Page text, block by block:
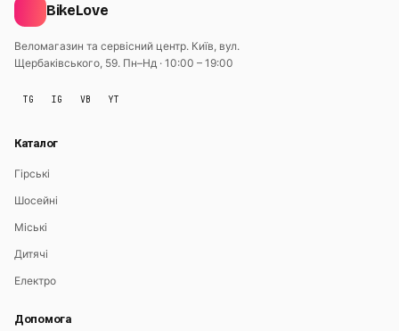
BikeLove
Веломагазин та сервісний центр. Київ, вул.
Щербаківського, 59. Пн–Нд · 10:00 – 19:00
TG IG VB YT
Каталог
Гірські
Шосейні
Міські
Дитячі
Електро
Допомога